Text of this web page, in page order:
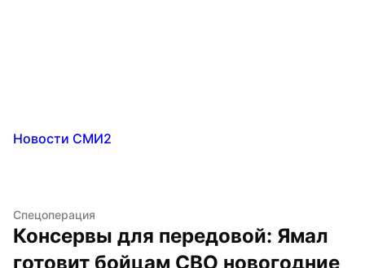
Новости СМИ2
Спецоперация
Консервы для передовой: Ямал
готовит бойцам СВО новогодние